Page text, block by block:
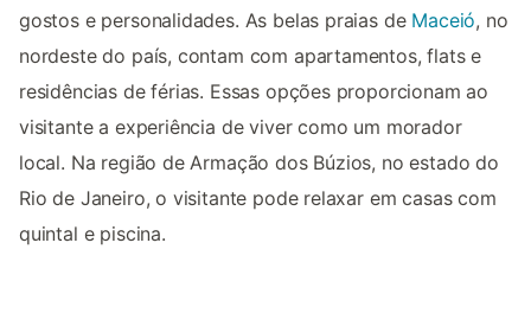
gostos e personalidades. As belas praias de Maceió, no
nordeste do país, contam com apartamentos, flats e
residências de férias. Essas opções proporcionam ao
visitante a experiência de viver como um morador
local. Na região de Armação dos Búzios, no estado do
Rio de Janeiro, o visitante pode relaxar em casas com
quintal e piscina.